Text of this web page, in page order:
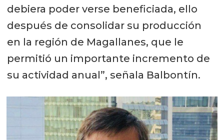
debiera poder verse beneficiada, ello
después de consolidar su producción
en la región de Magallanes, que le
permitió un importante incremento de
su actividad anual”, señala Balbontín.